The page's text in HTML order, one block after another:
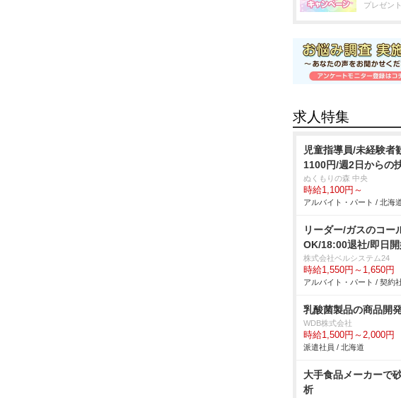
プレゼン
求人特集
児童指導員/未経験者
1100円/週2日からの
ぬくもりの森 中央
時給1,100円～
アルバイト・パート / 北海
リーダー/ガスのコー
OK/18:00退社/即日
株式会社ベルシステム24
時給1,550円～1,650円
アルバイト・パート / 契約
乳酸菌製品の商品開
WDB株式会社
時給1,500円～2,000円
派遣社員 / 北海道
大手食品メーカーで
析